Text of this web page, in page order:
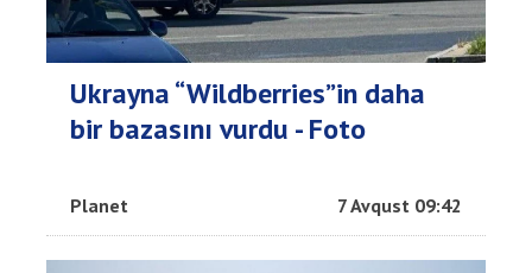
Ukrayna “Wildberries”in daha
bir bazasını vurdu - Foto
Planet 7 Avqust 09:42